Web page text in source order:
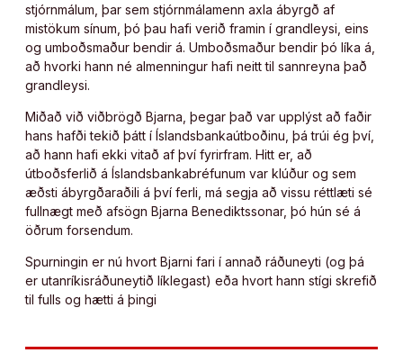
stjórnmálum, þar sem stjórnmálamenn axla ábyrgð af
mistökum sínum, þó þau hafi verið framin í grandleysi, eins
og umboðsmaður bendir á. Umboðsmaður bendir þó líka á,
að hvorki hann né almenningur hafi neitt til sannreyna það
grandleysi.
Miðað við viðbrögð Bjarna, þegar það var upplýst að faðir
hans hafði tekið þátt í Íslandsbankaútboðinu, þá trúi ég því,
að hann hafi ekki vitað af því fyrirfram. Hitt er, að
útboðsferlið á Íslandsbankabréfunum var klúður og sem
æðsti ábyrgðaraðili á því ferli, má segja að vissu réttlæti sé
fullnægt með afsögn Bjarna Benediktssonar, þó hún sé á
öðrum forsendum.
Spurningin er nú hvort Bjarni fari í annað ráðuneyti (og þá
er utanríkisráðuneytið líklegast) eða hvort hann stígi skrefið
til fulls og hætti á þingi